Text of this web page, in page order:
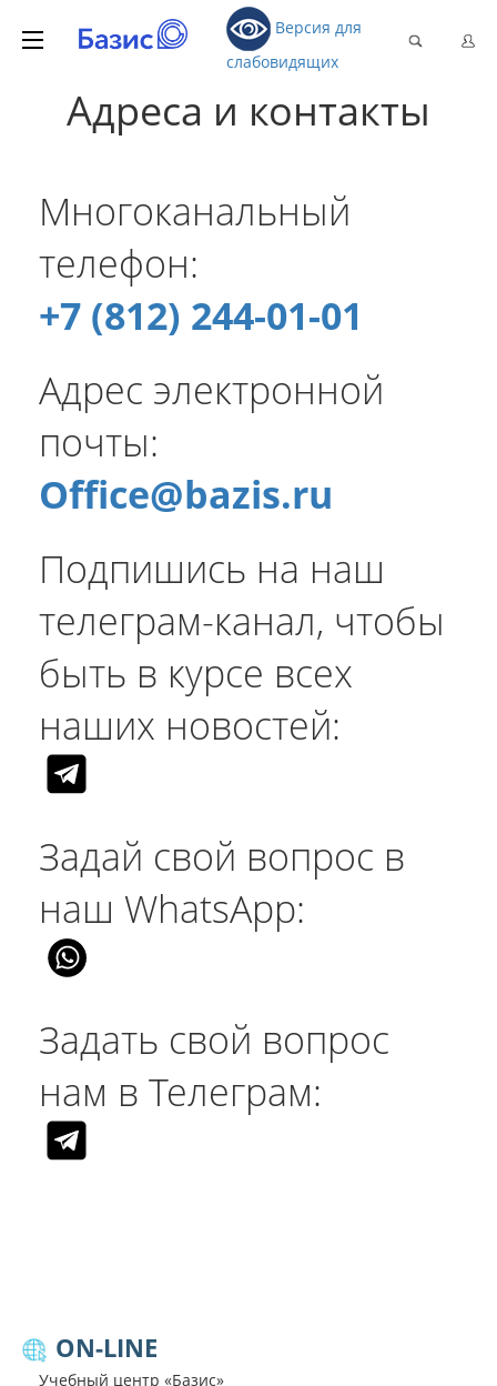
Версия для
слабовидящих
Адреса и контакты
Многоканальный
телефон:
+7 (812) 244-01-01
Адрес электронной
почты:
Office@bazis.ru
Подпишись на наш
телеграм-канал, чтобы
быть в курсе всех
наших новостей:
Задай свой вопрос в
наш WhatsApp:
Задать свой вопрос
нам в Телеграм:
ON-LINE
Учебный центр «Базис»